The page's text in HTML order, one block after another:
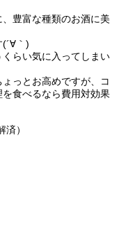
豊富な種類のお酒に美
｀)
らい気に入ってしまい
っとお高めですが、コ
食べるなら費用対効果
）